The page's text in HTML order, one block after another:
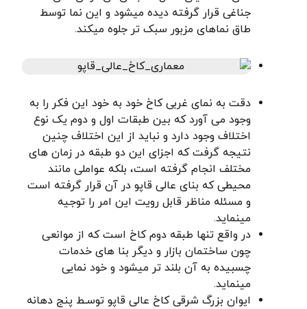
جناغی قرار گرفته دیده میشود و این نما توسط
طاق نماهای مزبور سبک تر جلوه میکند.
دقت به نمای غربی کاخ خود به خود این فکر را به
وجود می آورد که بین طبقات اول و دوم یک نوع
اختلاف وجود دارد و نباید از این اختلاف چنین
نتیجه گرفت که اجزای این دو طبقه در زمان های
مختلف انجام گرفته است، بلکه عواملی مانند
محیطی که بنای عالی قاپو در آن قرار گرفته است
و مسئله مناظر قابل رویت این امر را توجیه
مینماید.
در واقع تنها طبقه دوم کاخ است که از موانعی
چون ساختمان بازار و دیگر بنا های خدمات
چسبیده به آن بلند تر میشود و خود نمایی
مینماید.
ایوان بزرگ شرقی کاخ عالی قاپو توسـط پنج دهانه